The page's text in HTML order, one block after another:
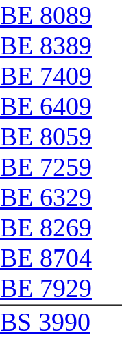
BE 8089
BE 8389
BE 7409
BE 6409
BE 8059
BE 7259
BE 6329
BE 8269
BE 8704
BE 7929
BS 3990